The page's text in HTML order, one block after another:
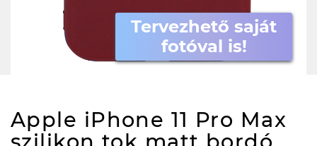
Tervezhető saját
fotóval is!
Apple iPhone 11 Pro Max